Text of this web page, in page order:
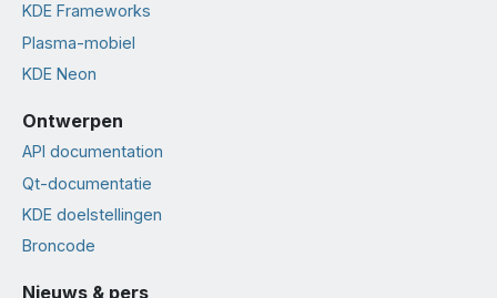
KDE Frameworks
Plasma-mobiel
KDE Neon
Ontwerpen
API documentation
Qt-documentatie
KDE doelstellingen
Broncode
Nieuws & pers